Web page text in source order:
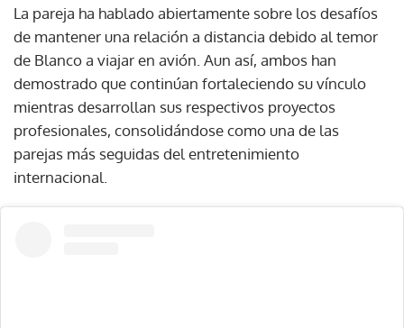
La pareja ha hablado abiertamente sobre los desafíos
de mantener una relación a distancia debido al temor
de Blanco a viajar en avión. Aun así, ambos han
demostrado que continúan fortaleciendo su vínculo
mientras desarrollan sus respectivos proyectos
profesionales, consolidándose como una de las
parejas más seguidas del entretenimiento
internacional.